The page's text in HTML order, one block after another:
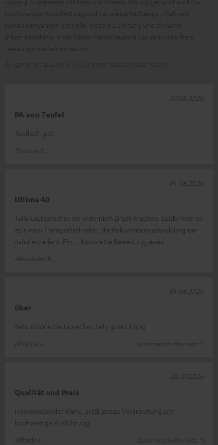
PA von Teufel
Teuflisch gut!
Thomas E.
07.08.2026
Ultima 40
Tolle Lautsprecher die ordentlich Druck machen. Leider kam es
zu einem Transportschaden, die Reklamationsabwicklung war
dafür exzellent. Ein
Komplette Bewertung lesen
Alexander R.
01.08.2026
über
Sehr schöne Lautsprecher, sehr guter Klang
philippe s.
(automatisch übersetzt *)
01.08.2026
Qualität und Preis
Hervorragender Klang, erstklassige Verarbeitung und
hochwertige Ausführung
Alfredo L.
(automatisch übersetzt *)
28.07.2026